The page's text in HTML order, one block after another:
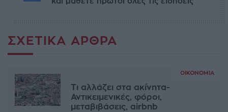
ΣΧΕΤΙΚΆ ΆΡΘΡΑ
ΟΙΚΟΝΟΜΊΑ
Τι αλλάζει στα ακίνητα-
Αντικειμενικές, φόροι,
μεταβιβάσεις, airbnb